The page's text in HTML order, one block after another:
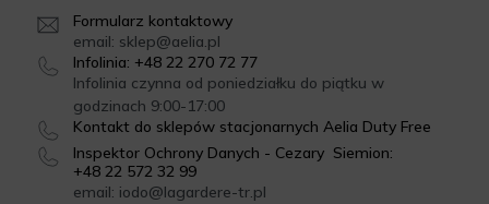
Formularz kontaktowy
email: sklep@aelia.pl
Infolinia: +48 22 270 72 77
Infolinia czynna od poniedziałku do piątku w
godzinach 9:00-17:00
Kontakt do sklepów stacjonarnych Aelia Duty Free
Inspektor Ochrony Danych - Cezary Siemion:
+48 22 572 32 99
email: iodo@lagardere-tr.pl